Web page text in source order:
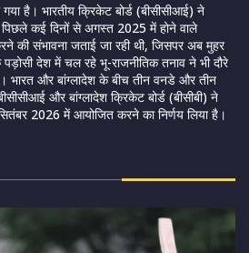
गया है। भारतीय क्रिकेट बोर्ड (बीसीसीआई) ने
पिछले कई दिनों से अगस्त 2025 में होने वाले
की संभावना जताई जा रही थी, जिसपर अब मुहर
देश में चल रहे भू-राजनीतिक तनाव ने भी दौरे
भारत और बांग्लादेश के बीच तीन वनडे और तीन
और बांग्लादेश क्रिकेट बोर्ड (बीसीबी) ने
2026 में आयोजित करने का निर्णय लिया है।